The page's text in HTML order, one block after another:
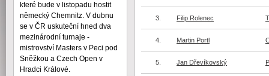
3. Filip Rolenec
4. Martin Portl
5. Jan Dřevíkovský
které bude v listopadu hostit
německý Chemnitz. V dubnu
se v ČR uskuteční hned dva
mezinárodní turnaje -
mistrovství Masters v Peci pod
Sněžkou a Czech Open v
Hradci Králové.